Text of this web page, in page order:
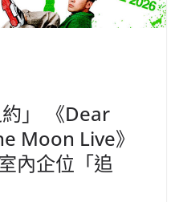
」 《Dear
Moon Live》
內企位「追